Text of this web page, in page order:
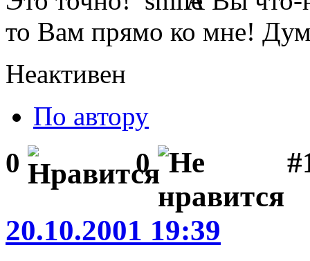
то Вам прямо ко мне!
Неактивен
По автору
0 0
20.10.2001 19:39